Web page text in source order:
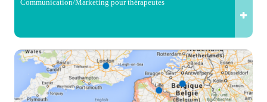
Communication/Marketing pour thérapeutes